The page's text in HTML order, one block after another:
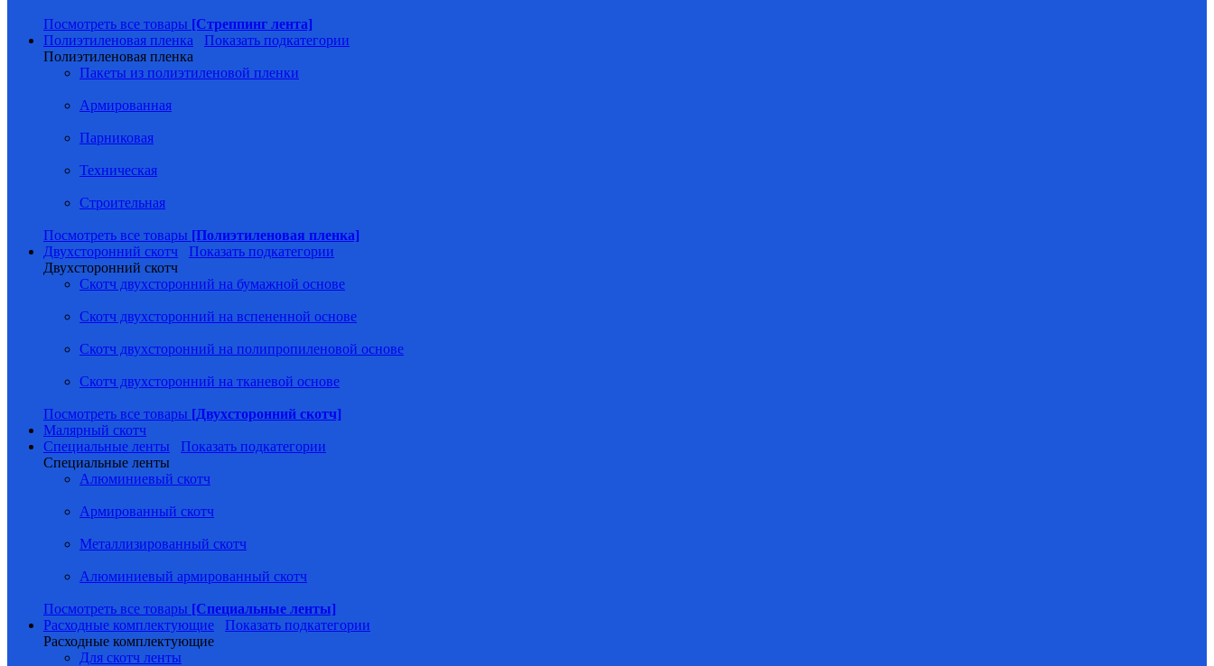
Посмотреть все товары [Стреппинг лента]
Полиэтиленовая пленка
Показать подкатегории
Полиэтиленовая пленка
Пакеты из полиэтиленовой пленки
Армированная
Парниковая
Техническая
Строительная
Посмотреть все товары [Полиэтиленовая пленка]
Двухсторонний скотч
Показать подкатегории
Двухсторонний скотч
Скотч двухсторонний на бумажной основе
Скотч двухсторонний на вспененной основе
Скотч двухсторонний на полипропиленовой основе
Скотч двухсторонний на тканевой основе
Посмотреть все товары [Двухсторонний скотч]
Малярный скотч
Специальные ленты
Показать подкатегории
Специальные ленты
Алюминиевый скотч
Армированный скотч
Металлизированный скотч
Алюминиевый армированный скотч
Посмотреть все товары [Специальные ленты]
Расходные комплектующие
Показать подкатегории
Расходные комплектующие
Для скотч ленты